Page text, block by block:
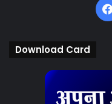
Download Card